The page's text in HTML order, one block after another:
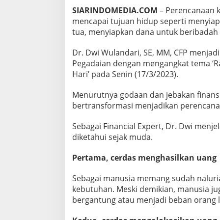
R
I
SIARINDOMEDIA.COM – Perencanaan
mencapai tujuan hidup seperti
tua, menyiapkan dana untuk beribadah
Dr. Dwi Wulandari, SE, MM, CFP
Pegadaian dengan mengangkat tema
Hari’ pada Senin (17/3/2023).
Menurutnya godaan dan jebakan
bertransformasi menjadikan
Sebagai Financial Expert, Dr. Dwi
diketahui sejak muda.
Pertama, cerdas menghasilkan uang
Sebagai manusia memang sudah
kebutuhan. Meski demikian, manusia
bergantung atau menjadi beban orang